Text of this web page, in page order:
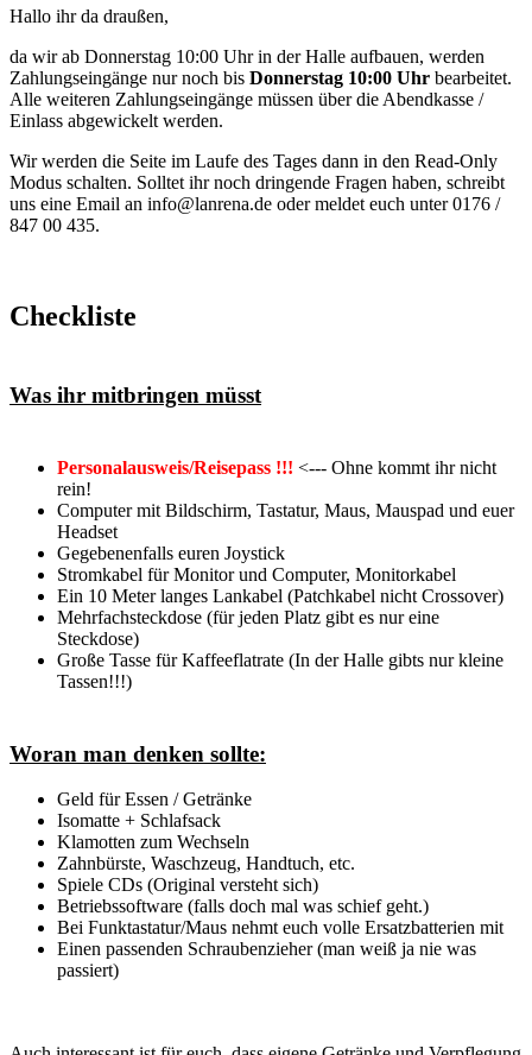
Hallo ihr da draußen,
da wir ab Donnerstag 10:00 Uhr in der Halle aufbauen, werden
Zahlungseingänge nur noch bis Donnerstag 10:00 Uhr bearbeitet.
Alle weiteren Zahlungseingänge müssen über die Abendkasse /
Einlass abgewickelt werden.
Wir werden die Seite im Laufe des Tages dann in den Read-Only
Modus schalten. Solltet ihr noch dringende Fragen haben, schreibt
uns eine Email an info@lanrena.de oder meldet euch unter 0176 /
847 00 435.
Checkliste
Was ihr mitbringen müsst
Personalausweis/Reisepass !!! <--- Ohne kommt ihr nicht
rein!
Computer mit Bildschirm, Tastatur, Maus, Mauspad und euer
Headset
Gegebenenfalls euren Joystick
Stromkabel für Monitor und Computer, Monitorkabel
Ein 10 Meter langes Lankabel (Patchkabel nicht Crossover)
Mehrfachsteckdose (für jeden Platz gibt es nur eine
Steckdose)
Große Tasse für Kaffeeflatrate (In der Halle gibts nur kleine
Tassen!!!)
Woran man denken sollte:
Geld für Essen / Getränke
Isomatte + Schlafsack
Klamotten zum Wechseln
Zahnbürste, Waschzeug, Handtuch, etc.
Spiele CDs (Original versteht sich)
Betriebssoftware (falls doch mal was schief geht.)
Bei Funktastatur/Maus nehmt euch volle Ersatzbatterien mit
Einen passenden Schraubenzieher (man weiß ja nie was
passiert)